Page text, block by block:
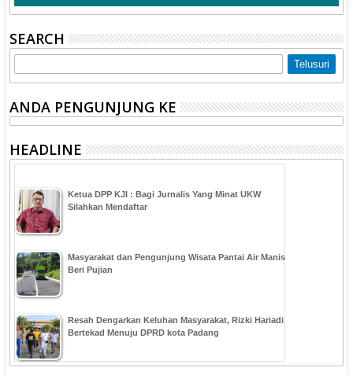
SEARCH
ANDA PENGUNJUNG KE
HEADLINE
Ketua DPP KJI : Bagi Jurnalis Yang Minat UKW
Silahkan Mendaftar
Masyarakat dan Pengunjung Wisata Pantai Air Manis
Beri Pujian
Resah Dengarkan Keluhan Masyarakat, Rizki Hariadi
Bertekad Menuju DPRD kota Padang